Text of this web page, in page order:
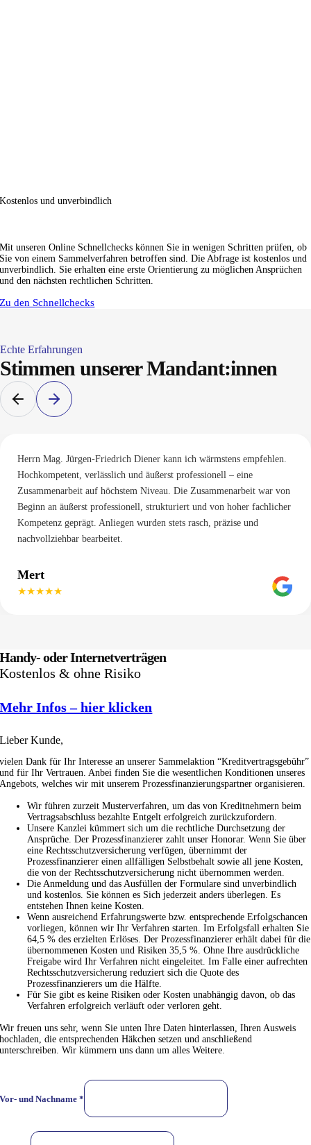
Kostenlos und unverbindlich
Mit unseren Online Schnellchecks können Sie in wenigen Schritten prüfen, ob
Sie von einem Sammelverfahren betroffen sind. Die Abfrage ist kostenlos und
unverbindlich. Sie erhalten eine erste Orientierung zu möglichen Ansprüchen
und den nächsten rechtlichen Schritten.
Zu den Schnellchecks
Echte Erfahrungen
Stimmen unserer Mandant:innen
Herrn Mag. Jürgen-Friedrich Diener kann ich wärmstens empfehlen.
Hochkompetent, verlässlich und äußerst professionell – eine
Zusammenarbeit auf höchstem Niveau. Die Zusammenarbeit war von
Beginn an äußerst professionell, strukturiert und von hoher fachlicher
Kompetenz geprägt. Anliegen wurden stets rasch, präzise und
nachvollziehbar bearbeitet.
Mert
★★★★★
Handy- oder Internetverträgen
Kostenlos & ohne Risiko
Mehr Infos – hier klicken
Lieber Kunde,
vielen Dank für Ihr Interesse an unserer Sammelaktion “Kreditvertragsgebühr”
und für Ihr Vertrauen. Anbei finden Sie die wesentlichen Konditionen unseres
Angebots, welches wir mit unserem Prozessfinanzierungspartner organisieren.
Wir führen zurzeit Musterverfahren, um das von Kreditnehmern beim
Vertragsabschluss bezahlte Entgelt erfolgreich zurückzufordern.
Unsere Kanzlei kümmert sich um die rechtliche Durchsetzung der
Ansprüche. Der Prozessfinanzierer zahlt unser Honorar. Wenn Sie über
eine Rechtsschutzversicherung verfügen, übernimmt der
Prozessfinanzierer einen allfälligen Selbstbehalt sowie all jene Kosten,
die von der Rechtsschutzversicherung nicht übernommen werden.
Die Anmeldung und das Ausfüllen der Formulare sind unverbindlich
und kostenlos. Sie können es Sich jederzeit anders überlegen. Es
entstehen Ihnen keine Kosten.
Wenn ausreichend Erfahrungswerte bzw. entsprechende Erfolgschancen
vorliegen, können wir Ihr Verfahren starten. Im Erfolgsfall erhalten Sie
64,5 % des erzielten Erlöses. Der Prozessfinanzierer erhält dabei für die
übernommenen Kosten und Risiken 35,5 %. Ohne Ihre ausdrückliche
Freigabe wird Ihr Verfahren nicht eingeleitet. Im Falle einer aufrechten
Rechtsschutzversicherung reduziert sich die Quote des
Prozessfinanzierers um die Hälfte.
Für Sie gibt es keine Risiken oder Kosten unabhängig davon, ob das
Verfahren erfolgreich verläuft oder verloren geht.
Wir freuen uns sehr, wenn Sie unten Ihre Daten hinterlassen, Ihren Ausweis
hochladen, die entsprechenden Häkchen setzen und anschließend
unterschreiben. Wir kümmern uns dann um alles Weitere.
Vor- und Nachname*